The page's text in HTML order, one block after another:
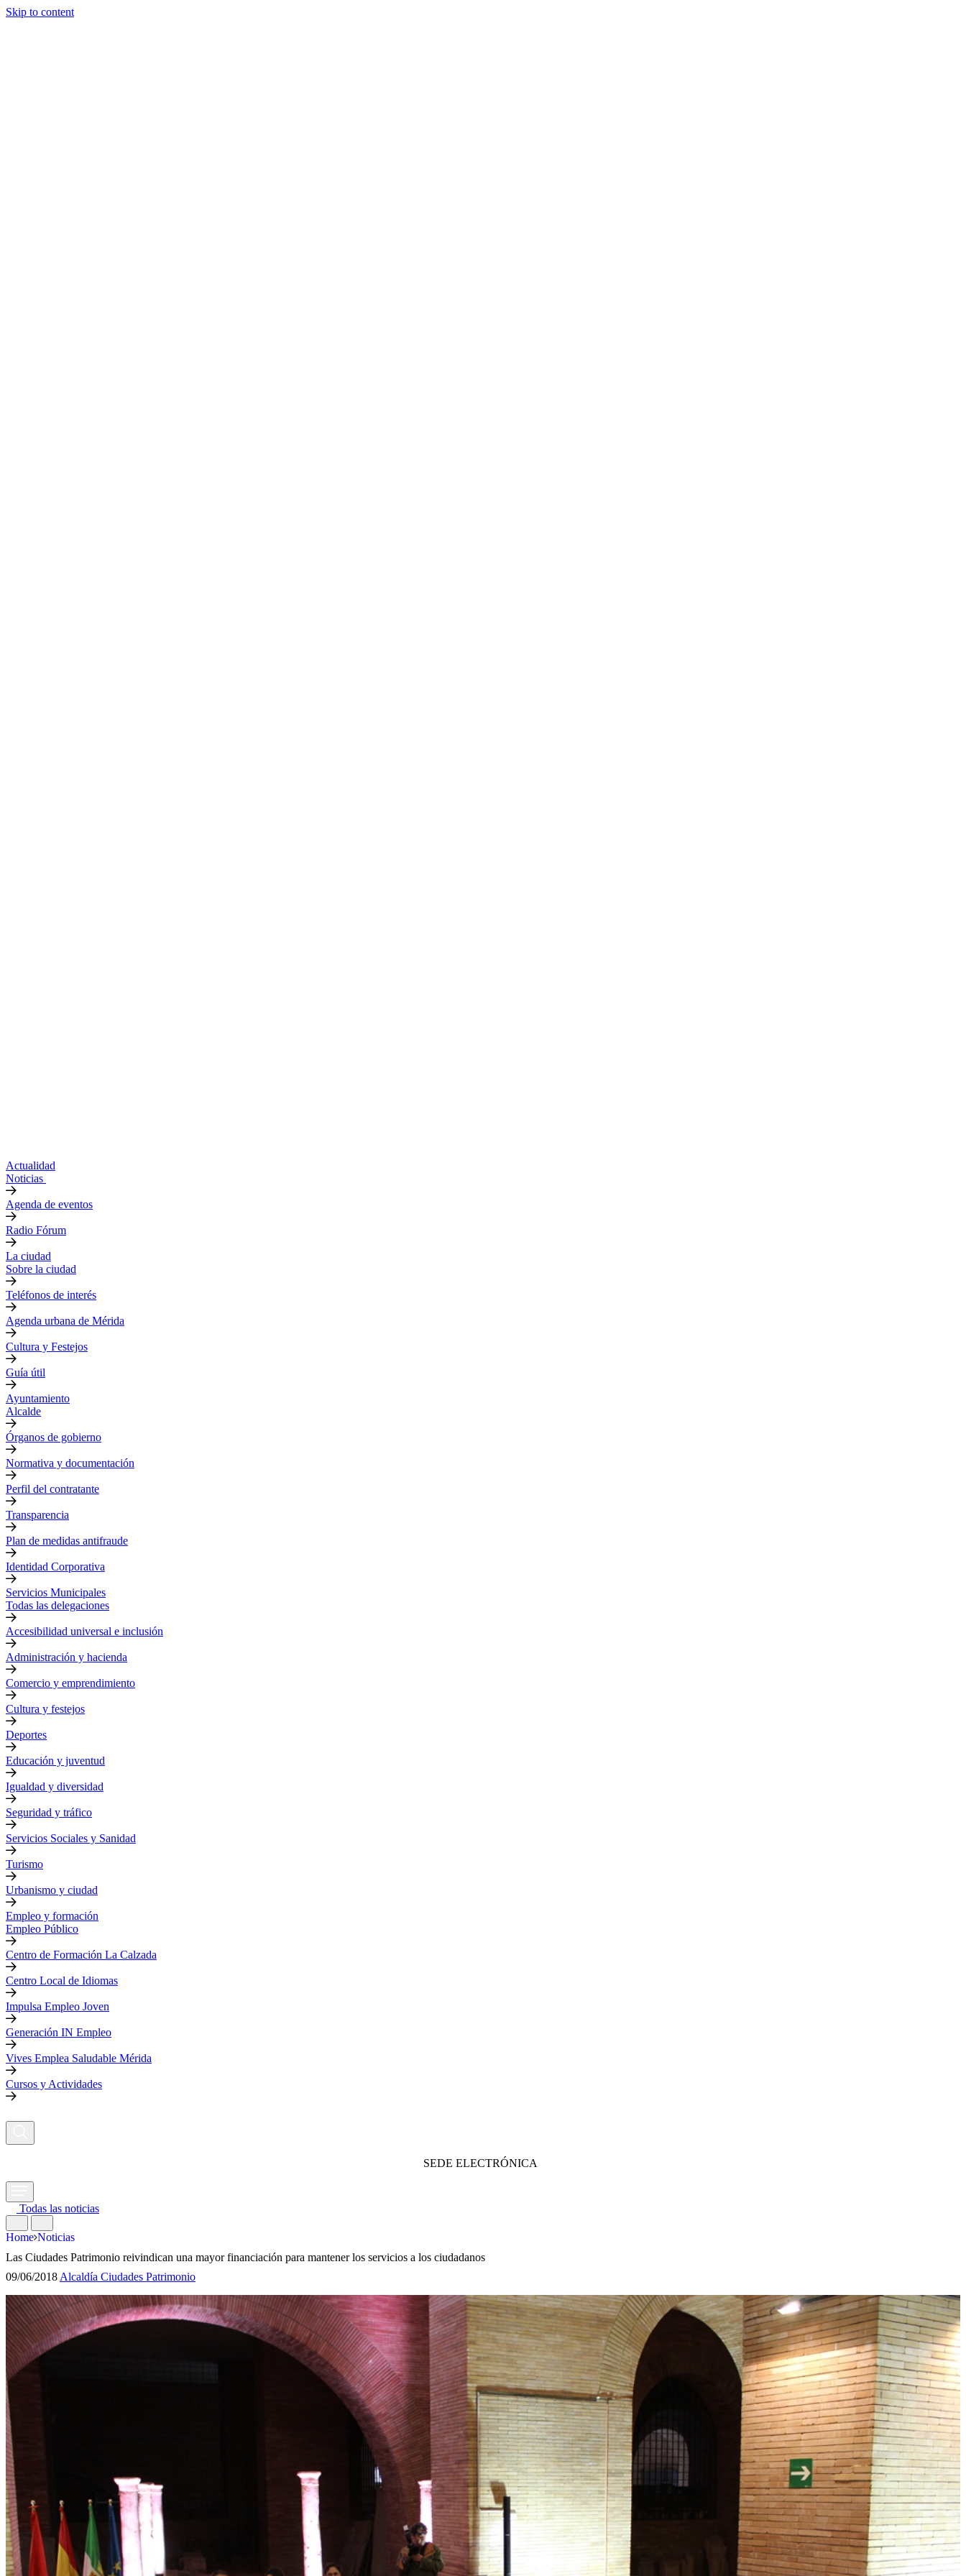
Skip to content
Actualidad
Noticias
Agenda de eventos
Radio Fórum
La ciudad
Sobre la ciudad
Teléfonos de interés
Agenda urbana de Mérida
Cultura y Festejos
Guía útil
Ayuntamiento
Alcalde
Órganos de gobierno
Normativa y documentación
Perfil del contratante
Transparencia
Plan de medidas antifraude
Identidad Corporativa
Servicios Municipales
Todas las delegaciones
Accesibilidad universal e inclusión
Administración y hacienda
Comercio y emprendimiento
Cultura y festejos
Deportes
Educación y juventud
Igualdad y diversidad
Seguridad y tráfico
Servicios Sociales y Sanidad
Turismo
Urbanismo y ciudad
Empleo y formación
Empleo Público
Centro de Formación La Calzada
Centro Local de Idiomas
Impulsa Empleo Joven
Generación IN Empleo
Vives Emplea Saludable Mérida
Cursos y Actividades
SEDE ELECTRÓNICA
Todas las noticias
Home Noticias
Las Ciudades Patrimonio reivindican una mayor financiación para mantener los servicios a los ciudadanos
09/06/2018Alcaldía Ciudades Patrimonio